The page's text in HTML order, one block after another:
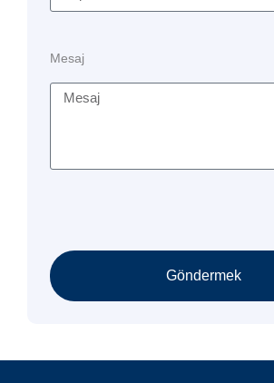
Mesaj
Göndermek